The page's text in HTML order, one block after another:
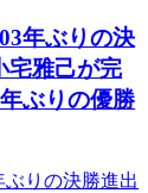
年ぶりの決
宅雅己が完
ぶりの優勝
ぶりの決勝進出